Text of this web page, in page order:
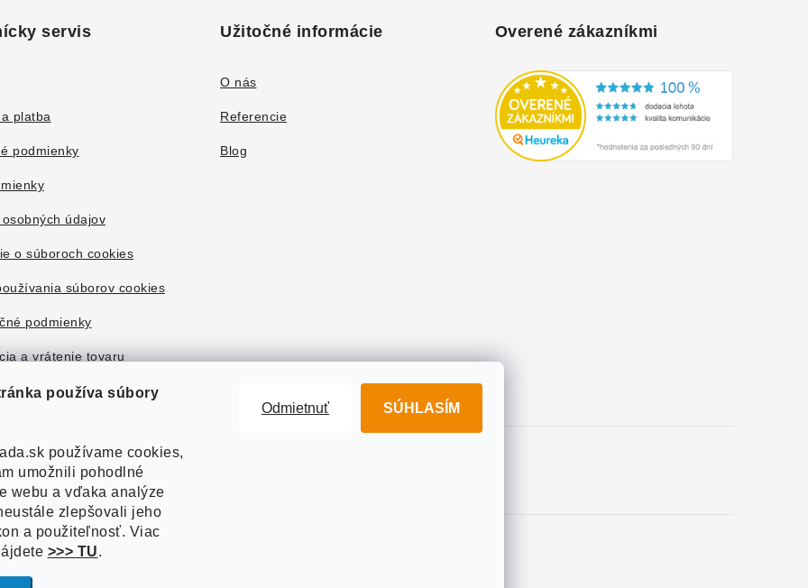
používa súbory
používame cookies,
umožnili pohodlné
webu a vďaka analýze
zlepšovali jeho
a použiteľnosť. Viac
>>> TU.
Odmietnuť SÚHLASÍM
servis
platba
podmienky
údajov
o súboroch cookies
súborov cookies
podmienky
a vrátenie tovaru
Užitočné informácie
O nás
Referencie
Blog
Overené zákazníkmi
2026Akvazahrada.sk